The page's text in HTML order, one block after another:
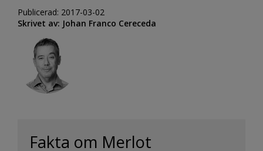
Publicerad: 2017-03-02
Skrivet av: Johan Franco Cereceda
Fakta om Merlot